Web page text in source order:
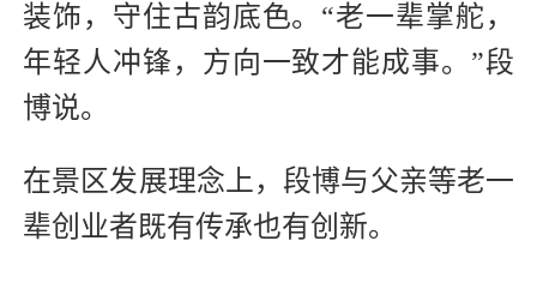
装饰，守住古韵底色。“老一辈掌舵，
年轻人冲锋，方向一致才能成事。”段
博说。
在景区发展理念上，段博与父亲等老一
辈创业者既有传承也有创新。